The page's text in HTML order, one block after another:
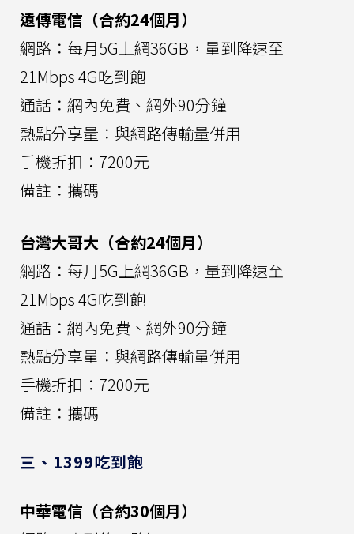
遠傳電信（合約24個月）
網路：每月5G上網36GB，量到降速至
21Mbps 4G吃到飽
通話：網內免費、網外90分鐘
熱點分享量：與網路傳輸量併用
手機折扣：7200元
備註：攜碼
台灣大哥大（合約24個月）
網路：每月5G上網36GB，量到降速至
21Mbps 4G吃到飽
通話：網內免費、網外90分鐘
熱點分享量：與網路傳輸量併用
手機折扣：7200元
備註：攜碼
三、1399吃到飽
中華電信（合約30個月）